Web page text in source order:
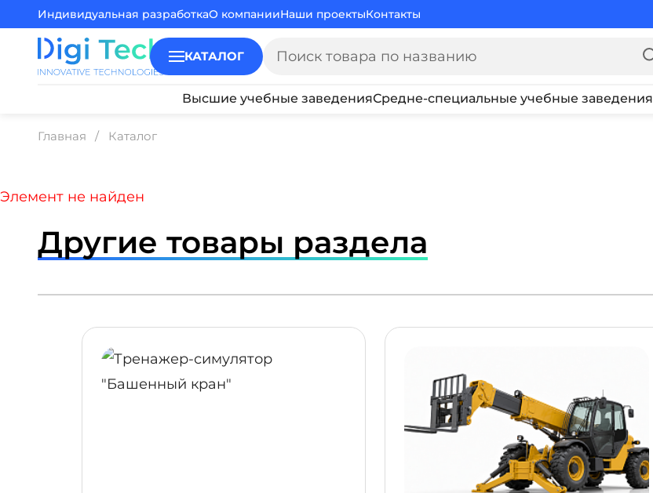
Индивидуальная разработкаО компанииНаши проектыКонтакты
КАТАЛОГ
Высшие учебные заведенияСредне-специальные учебные заведения
Главная Каталог
Элемент не найден
Другие товары раздела
ПОДРОБНЕЕ